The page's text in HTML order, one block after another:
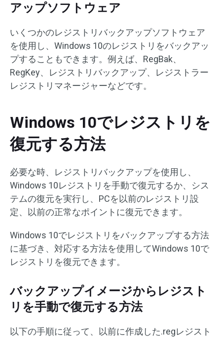
アップソフトウェア
いくつかのレジストリバックアップソフトウェア
を使用し、Windows 10のレジストリをバックアッ
プすることもできます。例えば、RegBak、
RegKey、レジストリバックアップ、レジストラー
レジストリマネージャーなどです。
Windows 10でレジストリを
復元する方法
必要な時、レジストリバックアップを使用し、
Windows 10レジストリを手動で復元するか、シス
テムの復元を実行し、PCを以前のレジストリ設
定、以前の正常なポイントに復元できます。
Windows 10でレジストリをバックアップする方法
に基づき、対応する方法を使用してWindows 10で
レジストリを復元できます。
バックアップイメージからレジスト
リを手動で復元する方法
以下の手順に従って、以前に作成した.regレジスト